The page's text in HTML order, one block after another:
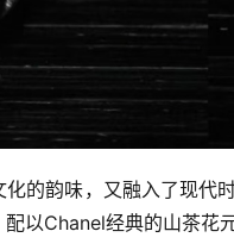
的韵味，又融入了现代
以Chanel经典的山茶花